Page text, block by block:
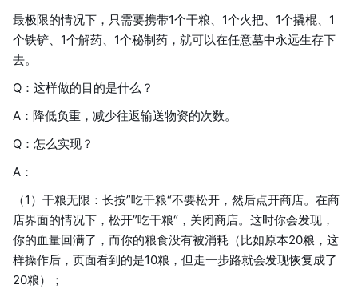
最极限的情况下，只需要携带1个干粮、1个火把、1个撬棍、1
个铁铲、1个解药、1个秘制药，就可以在任意墓中永远生存下
去。
Q：这样做的目的是什么？
A：降低负重，减少往返输送物资的次数。
Q：怎么实现？
A：
（1）干粮无限：长按”吃干粮“不要松开，然后点开商店。在商
店界面的情况下，松开”吃干粮“，关闭商店。这时你会发现，
你的血量回满了，而你的粮食没有被消耗（比如原本20粮，这
样操作后，页面看到的是10粮，但走一步路就会发现恢复成了
20粮）；